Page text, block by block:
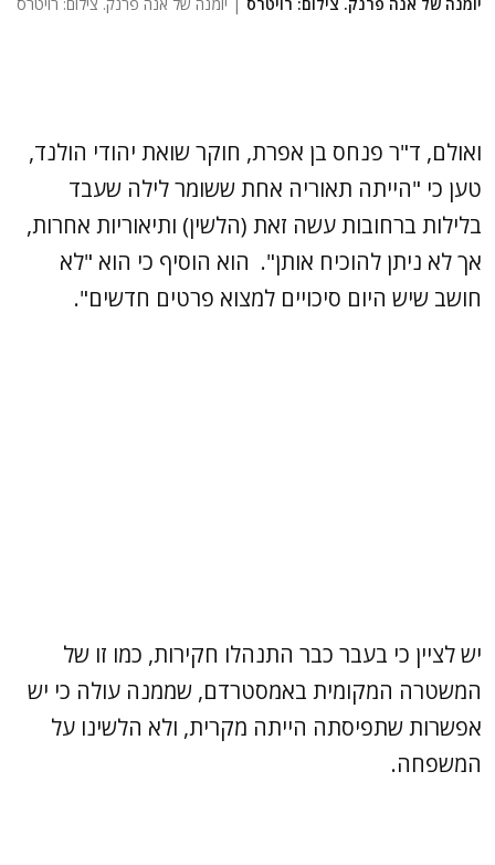
ואולם, ד"ר פנחס בן אפרת, חוקר שואת יהודי הולנד,
טען כי "הייתה תאוריה אחת ששומר לילה שעבד
בלילות ברחובות עשה זאת (הלשין) ותיאוריות אחרות,
אך לא ניתן להוכיח אותן". הוא הוסיף כי הוא "לא
חושב שיש היום סיכויים למצוא פרטים חדשים".
יש לציין כי בעבר כבר התנהלו חקירות, כמו זו של
המשטרה המקומית באמסטרדם, שממנה עולה כי יש
אפשרות שתפיסתה הייתה מקרית, ולא הלשינו על
המשפחה.